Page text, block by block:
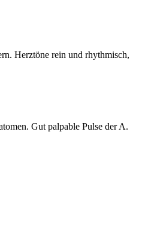
Herztöne rein und rhythmisch,
Gut palpable Pulse der A.